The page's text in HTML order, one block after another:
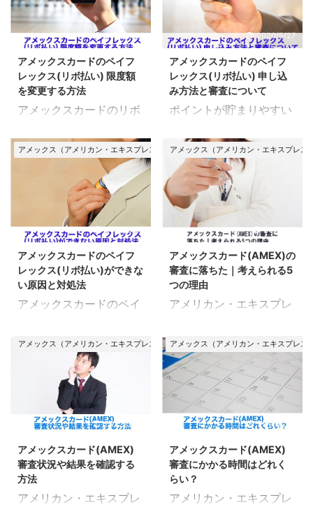
2020/5/27
アメックスカードのペイフ
レックス(リボ払い) 限度額
を変更する方法
アメックスカードのリボ
は、最大で150万円まで
限度額を引き上げること
ができます。 また、希望
に応じて引き下げること
もできます。 ただ、引き
上げ・増額の場合は所定
の審査に通過する必要が
あります。 限度額を変更
する方法とあわせて、審
査に通過するコツなども
確認していきましょう！
（ペイフレックス）限度
額について ここでのポイ
ント あとリボ・自動リボ
の2種類がある 限度額は
20万円〜150万円の範囲
で設定される 審査によっ
て限度額が決まる アメッ
クスカードのリボ払い
（ペイ ...
2020/5/27
アメックスカードのペイフ
レックス(リボ払い) 申し込
み方法と審査について
ポイントが貯まりやすい
が、まとまった買い物や
大きな買い物をすると、
一括での支払いが厳しく
なります。 そんな時に便
利なサービスが「ペイフ
レックス（リボ払い）」
です。 ただ、アメックス
のリボ払いはちょっと厄
介。 公式ページを見て
も、申込み方法がわかり
にくいからです。 そこ
フレックス（リボ払い）
の申込み方法と注意点を
まとめてみました。 アメ
ックスのリボ払いを利用
したい！という方は、ぜ
ひチェックしてくださ
い。 アメックスのリボ払
いには2つの種類がある
アメリカン・エキスプ ...
アメックス（アメリカン・エキスプレス）カード
2024/8/27
アメックスカードのペイフ
レックス(リボ払い)ができな
い原因と対処法
アメックスカードのペイ
が使えない・できない時
の原因と対処法をまとめ
ました。 入会して3ヶ月
経過すると、自動的に追
加されるリボ払い機能
「ペイフレックス」 です
フレックスが利用できな
いことがあります。 なぜ
ペイフレックス（リボ払
い）ができないのか？ ど
アメックス（アメリカン・エキスプレス
2018/1/5
アメックスカード(AMEX)の
審査に落ちた｜考えられる5
つの理由
アメリカン・エキスプレ
査に落ちる原因をまとめ
たページです。 申込みは
誰でもできますが、
100%確実に発行できる
わけではありません。 所
定の審査に通過しなけれ
す。 では、なぜ審査に落
ちてしまうのか？ 最申込
みをして審査に通過する
ためにはどうすればいい
アメックス（アメリカン・エキスプレス）カード
2022/3/20
アメックスカード(AMEX)
審査状況や結果を確認する
方法
アメリカン・エキスプレ
アメックス（アメリカン・エキスプレス
2017/8/22
アメックスカード(AMEX)
審査にかかる時間はどれく
らい？
アメリカン・エキスプレ